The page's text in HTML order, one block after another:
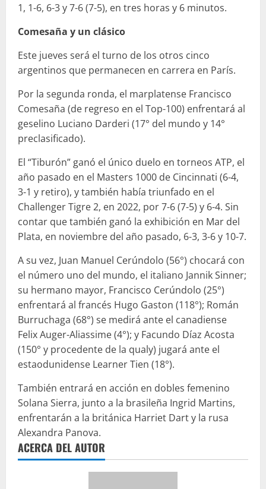
1, 1-6, 6-3 y 7-6 (7-5), en tres horas y 6 minutos.
Comesaña y un clásico
Este jueves será el turno de los otros cinco
argentinos que permanecen en carrera en París.
Por la segunda ronda, el marplatense Francisco
Comesaña (de regreso en el Top-100) enfrentará al
geselino Luciano Darderi (17° del mundo y 14°
preclasificado).
El “Tiburón” ganó el único duelo en torneos ATP, el
año pasado en el Masters 1000 de Cincinnati (6-4,
3-1 y retiro), y también había triunfado en el
Challenger Tigre 2, en 2022, por 7-6 (7-5) y 6-4. Sin
contar que también ganó la exhibición en Mar del
Plata, en noviembre del año pasado, 6-3, 3-6 y 10-7.
A su vez, Juan Manuel Cerúndolo (56°) chocará con
el número uno del mundo, el italiano Jannik Sinner;
su hermano mayor, Francisco Cerúndolo (25°)
enfrentará al francés Hugo Gaston (118°); Román
Burruchaga (68°) se medirá ante el canadiense
Felix Auger-Aliassime (4°); y Facundo Díaz Acosta
(150° y procedente de la qualy) jugará ante el
estaodunidense Learner Tien (18°).
También entrará en acción en dobles femenino
Solana Sierra, junto a la brasileña Ingrid Martins,
enfrentarán a la británica Harriet Dart y la rusa
Alexandra Panova.
ACERCA DEL AUTOR